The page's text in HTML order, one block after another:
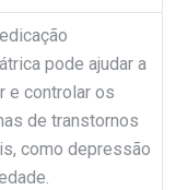
pode ajudar a
e controlar os
de transtornos
como depressão